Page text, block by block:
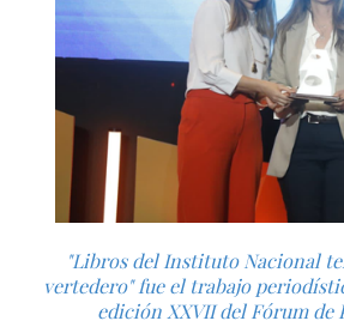
"Libros del Instituto Nacional
vertedero" fue el trabajo
edición XXVII del Fórum de